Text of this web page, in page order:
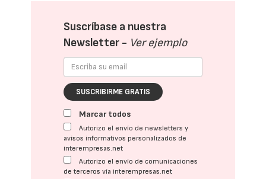
Suscríbase a nuestra
Newsletter - Ver ejemplo
SUSCRIBIRME GRATIS
Marcar todos
Autorizo el envío de newsletters y
avisos informativos personalizados de
interempresas.net
Autorizo el envío de comunicaciones
de terceros vía interempresas.net